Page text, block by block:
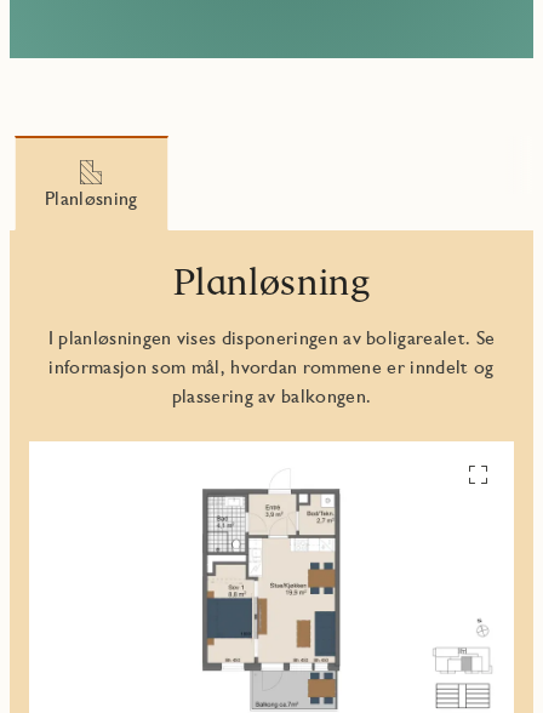
Planløsning
Planløsning
I planløsningen vises disponeringen av boligarealet. Se
informasjon som mål, hvordan rommene er inndelt og
plassering av balkongen.
Se